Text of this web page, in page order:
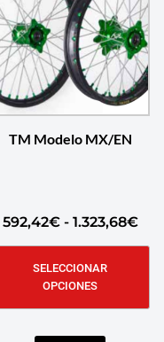
TM Modelo MX/EN
592,42€ - 1.323,68€
SELECCIONAR
OPCIONES